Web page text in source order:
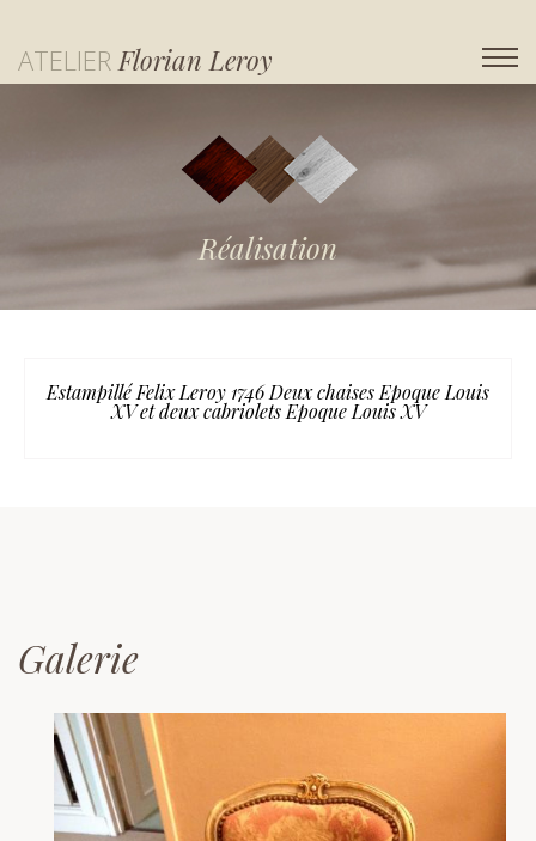
ATELIERFlorian Leroy
Réalisation
Estampillé Felix Leroy 1746 Deux chaises Epoque Louis
XV et deux cabriolets Epoque Louis XV
Galerie